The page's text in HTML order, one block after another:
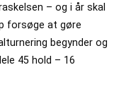
– og i år skal
forsøge at gøre
begynder og
45 hold – 16